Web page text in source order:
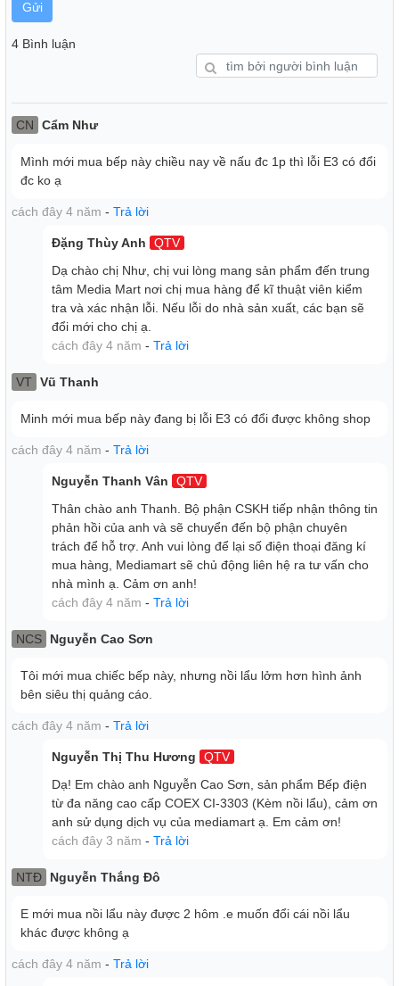
Gửi
4 Bình luận
CN Cẩm Như
Mình mới mua bếp này chiều nay về nấu đc 1p thì lỗi E3 có đổi
đc ko ạ
cách đây 4 năm - Trả lời
Đặng Thùy Anh
QTV
Dạ chào chị Như, chị vui lòng mang sản phẩm đến trung
tâm Media Mart nơi chị mua hàng để kĩ thuật viên kiểm
tra và xác nhận lỗi. Nếu lỗi do nhà sản xuất, các bạn sẽ
đổi mới cho chị ạ.
cách đây 4 năm - Trả lời
VT Vũ Thanh
Minh mới mua bếp này đang bị lỗi E3 có đổi được không shop
cách đây 4 năm - Trả lời
Nguyễn Thanh Vân
QTV
Thân chào anh Thanh. Bộ phận CSKH tiếp nhận thông tin
phản hồi của anh và sẽ chuyển đến bộ phận chuyên
trách để hỗ trợ. Anh vui lòng để lại số điện thoại đăng kí
mua hàng, Mediamart sẽ chủ động liên hệ ra tư vấn cho
nhà mình ạ. Cảm ơn anh!
cách đây 4 năm - Trả lời
NCS Nguyễn Cao Sơn
Tôi mới mua chiếc bếp này, nhưng nồi lẩu lởm hơn hình ảnh
bên siêu thị quảng cáo.
cách đây 4 năm - Trả lời
Nguyễn Thị Thu Hương
QTV
Dạ! Em chào anh Nguyễn Cao Sơn, sản phẩm Bếp điện
từ đa năng cao cấp COEX CI-3303 (Kèm nồi lẩu), cảm ơn
anh sử dụng dịch vụ của mediamart ạ. Em cảm ơn!
cách đây 3 năm - Trả lời
NTĐ Nguyễn Thắng Đô
E mới mua nồi lẩu này được 2 hôm .e muốn đổi cái nồi lẩu
khác được không ạ
cách đây 4 năm - Trả lời